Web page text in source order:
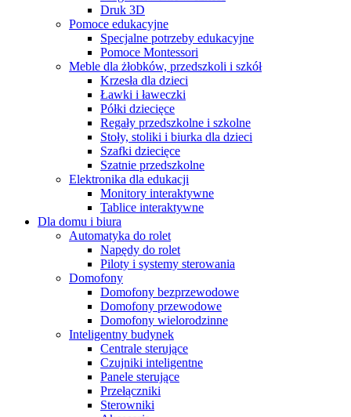
Druk 3D
Pomoce edukacyjne
Specjalne potrzeby edukacyjne
Pomoce Montessori
Meble dla żłobków, przedszkoli i szkół
Krzesła dla dzieci
Ławki i ławeczki
Półki dziecięce
Regały przedszkolne i szkolne
Stoły, stoliki i biurka dla dzieci
Szafki dziecięce
Szatnie przedszkolne
Elektronika dla edukacji
Monitory interaktywne
Tablice interaktywne
Dla domu i biura
Automatyka do rolet
Napędy do rolet
Piloty i systemy sterowania
Domofony
Domofony bezprzewodowe
Domofony przewodowe
Domofony wielorodzinne
Inteligentny budynek
Centrale sterujące
Czujniki inteligentne
Panele sterujące
Przełączniki
Sterowniki